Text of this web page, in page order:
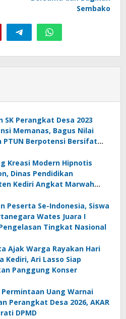
Sembako
SK Perangkat Desa 2023
Memanas, Bagus Nilai
PTUN Berpotensi Bersifat
Kreasi Modern Hipnotis
Dinas Pendidikan
Kediri Angkat Marwah
Peserta Se-Indonesia, Siswa
Wates Juara I
Tingkat Nasional
Ajak Warga Rayakan Hari
Kediri, Ari Lasso Siap
Panggung Konser
Permintaan Uang Warnai
Perangkat Desa 2026, AKAR
DPMD